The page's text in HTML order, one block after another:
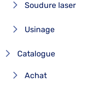
Soudure laser
Usinage
Catalogue
Achat